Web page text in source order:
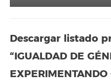
Descargar listado
“IGUALDAD DE